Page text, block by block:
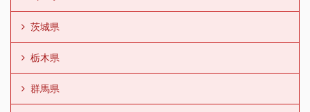
茨城県
栃木県
群馬県